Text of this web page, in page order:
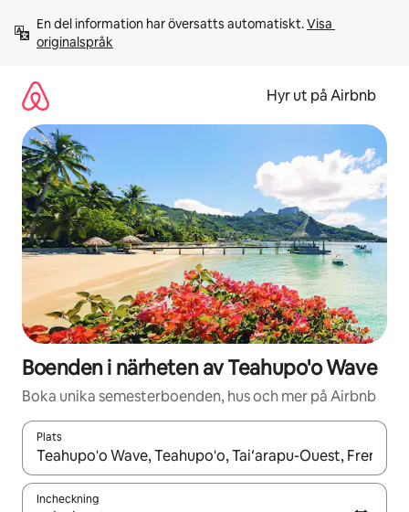
innehåll
En del information har översatts automatiskt. Visa
originalspråk
Hyr ut på Airbnb
Boenden i närheten av Teahupo'o Wave
Boka unika semesterboenden, hus och mer på Airbnb
Plats
När resultaten är tillgängliga kan du navigera med upp- och
Incheckning